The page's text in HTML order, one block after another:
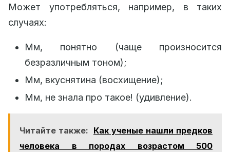
Может употребляться, например, в таких
случаях:
Мм, понятно (чаще произносится
безразличным тоном);
Мм, вкуснятина (восхищение);
Мм, не знала про такое! (удивление).
Читайте также: Как ученые нашли предков
человека в породах возрастом 500